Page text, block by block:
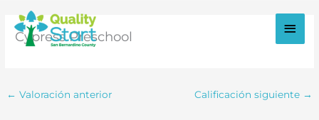
contenido
Cypress Preschool
← Valoración anterior Calificación siguiente →